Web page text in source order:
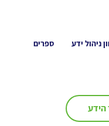
ניהול ידע ספרים
הידע